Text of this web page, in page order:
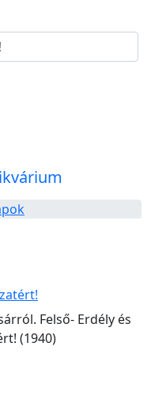
Felső- Erdély és
(1940)